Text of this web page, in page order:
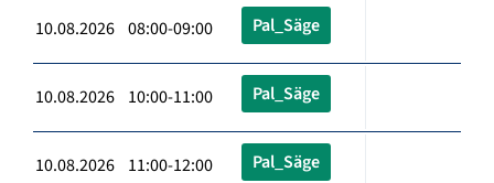
10.08.2026 08:00-09:00 Pal_Säge
10.08.2026 10:00-11:00 Pal_Säge
10.08.2026 11:00-12:00 Pal_Säge